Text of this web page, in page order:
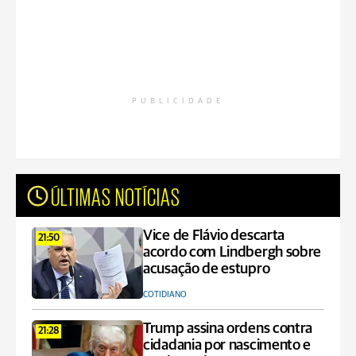
PUBLICIDADE
ÚLTIMAS NOTÍCIAS
21:50
Vice de Flávio descarta
acordo com Lindbergh sobre
acusação de estupro
COTIDIANO
21:28
Trump assina ordens contra
cidadania por nascimento e